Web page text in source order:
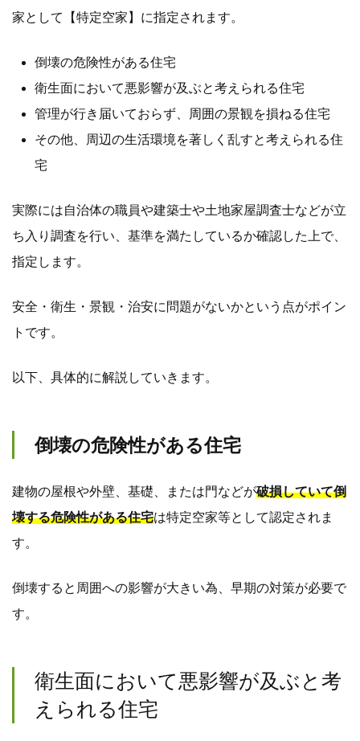
家として【特定空家】に指定されます。
倒壊の危険性がある住宅
衛生面において悪影響が及ぶと考えられる住宅
管理が行き届いておらず、周囲の景観を損ねる住宅
その他、周辺の生活環境を著しく乱すと考えられる住
宅
実際には自治体の職員や建築士や土地家屋調査士などが立
ち入り調査を行い、基準を満たしているか確認した上で、
指定します。
安全・衛生・景観・治安に問題がないかという点がポイン
トです。
以下、具体的に解説していきます。
倒壊の危険性がある住宅
建物の屋根や外壁、基礎、または門などが破損していて倒
壊する危険性がある住宅は特定空家等として認定されま
す。
倒壊すると周囲への影響が大きい為、早期の対策が必要で
す。
衛生面において悪影響が及ぶと考
えられる住宅